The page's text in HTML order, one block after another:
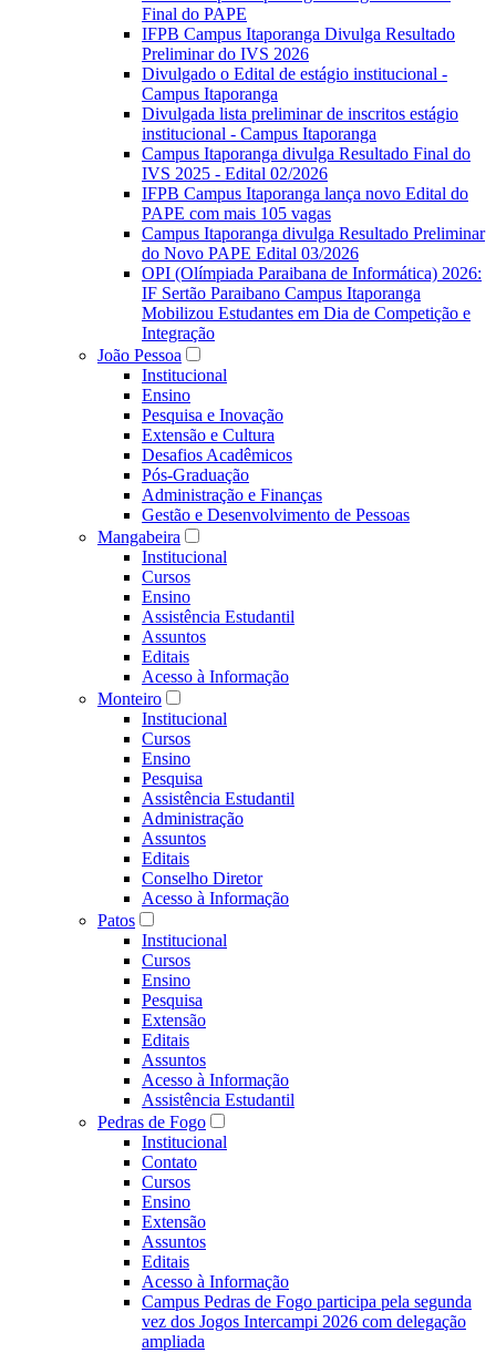
Final do PAPE
IFPB Campus Itaporanga Divulga Resultado
Preliminar do IVS 2026
Divulgado o Edital de estágio institucional -
Campus Itaporanga
Divulgada lista preliminar de inscritos estágio
institucional - Campus Itaporanga
Campus Itaporanga divulga Resultado Final do
IVS 2025 - Edital 02/2026
IFPB Campus Itaporanga lança novo Edital do
PAPE com mais 105 vagas
Campus Itaporanga divulga Resultado Preliminar
do Novo PAPE Edital 03/2026
OPI (Olímpiada Paraibana de Informática) 2026:
IF Sertão Paraibano Campus Itaporanga
Mobilizou Estudantes em Dia de Competição e
Integração
João Pessoa
Institucional
Ensino
Pesquisa e Inovação
Extensão e Cultura
Desafios Acadêmicos
Pós-Graduação
Administração e Finanças
Gestão e Desenvolvimento de Pessoas
Mangabeira
Institucional
Cursos
Ensino
Assistência Estudantil
Assuntos
Editais
Acesso à Informação
Monteiro
Institucional
Cursos
Ensino
Pesquisa
Assistência Estudantil
Administração
Assuntos
Editais
Conselho Diretor
Acesso à Informação
Patos
Institucional
Cursos
Ensino
Pesquisa
Extensão
Editais
Assuntos
Acesso à Informação
Assistência Estudantil
Pedras de Fogo
Institucional
Contato
Cursos
Ensino
Extensão
Assuntos
Editais
Acesso à Informação
Campus Pedras de Fogo participa pela segunda
vez dos Jogos Intercampi 2026 com delegação
ampliada